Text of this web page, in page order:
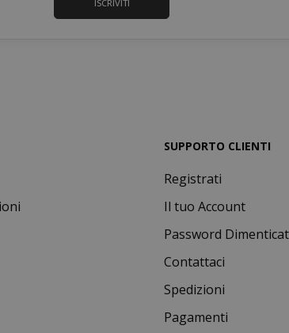
ISCRIVITI
SUPPORTO CLIENTI
Registrati
Il tuo Account
Password
Contattaci
Spedizioni
Pagamenti
www.google.com
www.saidagustoespresso.com